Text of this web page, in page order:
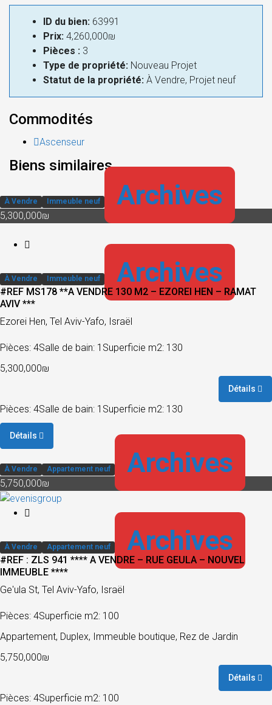
ID du bien: 63991
Prix: 4,260,000₪
Pièces : 3
Type de propriété: Nouveau Projet
Statut de la propriété: À Vendre, Projet neuf
Commodités
Ascenseur
Biens similaires
À Vendre Immeuble neuf Archives
5,300,000₪
À Vendre Immeuble neuf Archives
#REF MS178 **A VENDRE 130 M2 – EZOREI HEN – RAMAT
AVIV ***
Ezorei Hen, Tel Aviv-Yafo, Israël
Pièces: 4Salle de bain: 1 Superficie m2: 130
5,300,000₪
Détails
Pièces: 4Salle de bain: 1 Superficie m2: 130
Détails
À Vendre Appartement neuf Archives
5,750,000₪
À Vendre Appartement neuf Archives
#REF : ZLS 941 **** A VENDRE – RUE GEULA – NOUVEL
IMMEUBLE ****
Ge'ula St, Tel Aviv-Yafo, Israël
Pièces: 4Superficie m2: 100
Appartement, Duplex, Immeuble boutique, Rez de Jardin
5,750,000₪
Détails
Pièces: 4Superficie m2: 100